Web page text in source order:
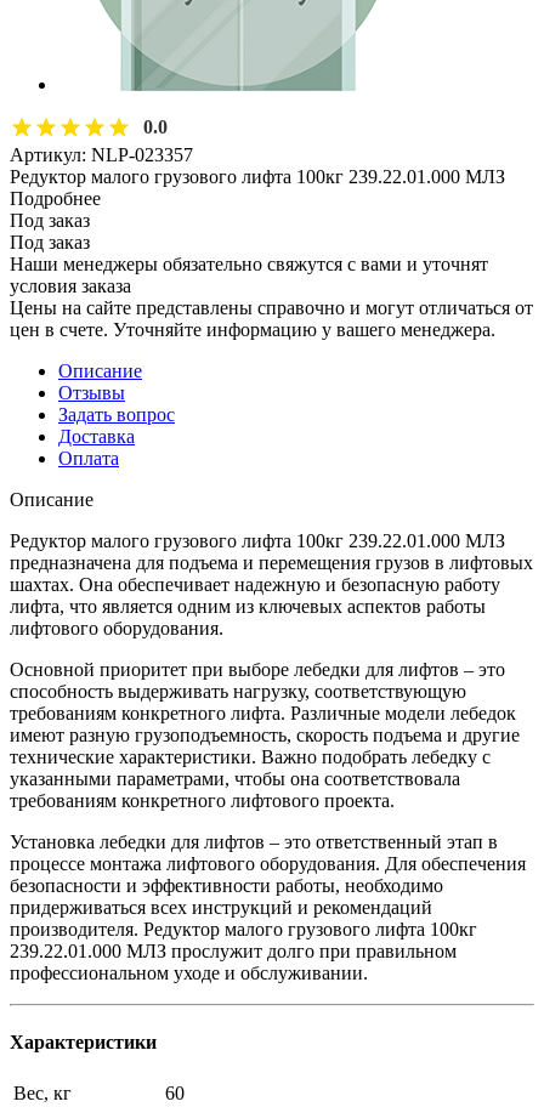
0.0
Артикул: NLP-023357
Редуктор малого грузового лифта 100кг 239.22.01.000 МЛЗ
Подробнее
Под заказ
Под заказ
Наши менеджеры обязательно свяжутся с вами и уточнят
условия заказа
Цены на сайте представлены справочно и могут отличаться от
цен в счете. Уточняйте информацию у вашего менеджера.
Описание
Отзывы
Задать вопрос
Доставка
Оплата
Описание
Редуктор малого грузового лифта 100кг 239.22.01.000 МЛЗ
предназначена для подъема и перемещения грузов в лифтовых
шахтах. Она обеспечивает надежную и безопасную работу
лифта, что является одним из ключевых аспектов работы
лифтового оборудования.
Основной приоритет при выборе лебедки для лифтов – это
способность выдерживать нагрузку, соответствующую
требованиям конкретного лифта. Различные модели лебедок
имеют разную грузоподъемность, скорость подъема и другие
технические характеристики. Важно подобрать лебедку с
указанными параметрами, чтобы она соответствовала
требованиям конкретного лифтового проекта.
Установка лебедки для лифтов – это ответственный этап в
процессе монтажа лифтового оборудования. Для обеспечения
безопасности и эффективности работы, необходимо
придерживаться всех инструкций и рекомендаций
производителя. Редуктор малого грузового лифта 100кг
239.22.01.000 МЛЗ прослужит долго при правильном
профессиональном уходе и обслуживании.
Характеристики
Вес, кг 60